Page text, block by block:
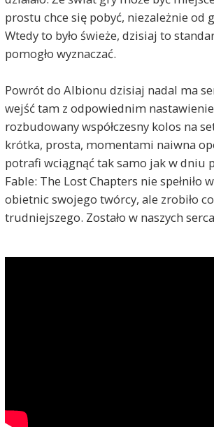
prostu chce się pobyć, niezależnie od
Wtedy to było świeże, dzisiaj to
pomogło wyznaczać.
Powrót do Albionu dzisiaj nadal ma
wejść tam z odpowiednim
rozbudowany współczesny kolos na
krótka, prosta, momentami naiwna
potrafi wciągnąć tak samo jak w dniu
Fable: The Lost Chapters nie spełniło
obietnic swojego twórcy, ale zrobiło
trudniejszego. Zostało w naszych